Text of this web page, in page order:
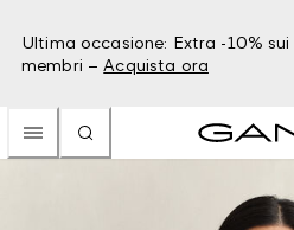
Ultima occasione: Extra -10%
membri – Acquista ora